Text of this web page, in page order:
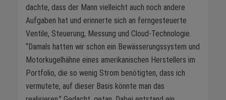
dachte, dass der Mann vielleicht auch noch andere
Aufgaben hat und erinnerte sich an ferngesteuerte
Ventile, Steuerung, Messung und Cloud-Technologie.
“Damals hatten wir schon ein Bewässerungssystem und
Motorkugelhähne eines amerikanischen Herstellers im
Portfolio, die so wenig Strom benötigten, dass ich
vermutete, auf dieser Basis könnte man das